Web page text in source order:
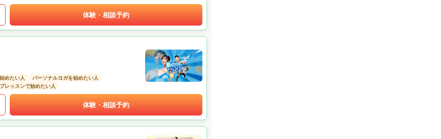
体験・相談予約
めたい人
パーソナルヨガを始めたい人
レッスンで始めたい人
体験・相談予約